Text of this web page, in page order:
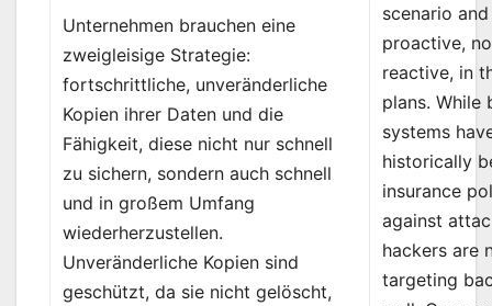
Unternehmen brauchen eine
zweigleisige Strategie:
fortschrittliche, unveränderliche
Kopien ihrer Daten und die
Fähigkeit, diese nicht nur schnell
zu sichern, sondern auch schnell
und in großem Umfang
wiederherzustellen.
Unveränderliche Kopien sind
geschützt, da sie nicht gelöscht,
scenario
proactive,
reactive, in
plans. While
systems
historically
insurance
against
hackers are
targeting